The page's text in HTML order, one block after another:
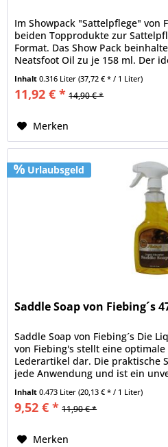
Im Showpack "Sattelpflege" von
beiden Topprodukte zur
Format. Das Show Pack
Neatsfoot Oil zu je 158 ml. Der
Inhalt0.316 Liter(37,72 € * / 1 Liter)
11,92 € * 14,90 € *
Merken
Urlaubsgeld
Saddle Soap von Fiebing´s
Saddle Soap von Fiebing´s Die
von Fiebing's stellt eine
Lederartikel dar. Die praktische
jede Anwendung und ist ein
Pflegemittel...
Inhalt0.473 Liter(20,13 € * / 1 Liter)
9,52 € * 11,90 € *
Merken